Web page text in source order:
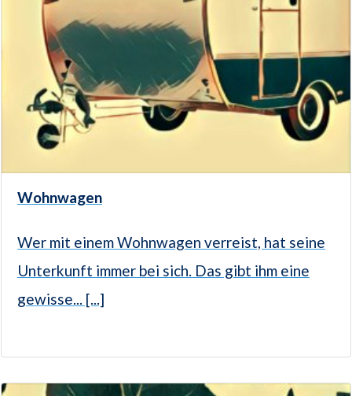
Wohnwagen
Wer mit einem Wohnwagen verreist, hat seine
Unterkunft immer bei sich. Das gibt ihm eine
gewisse... [...]